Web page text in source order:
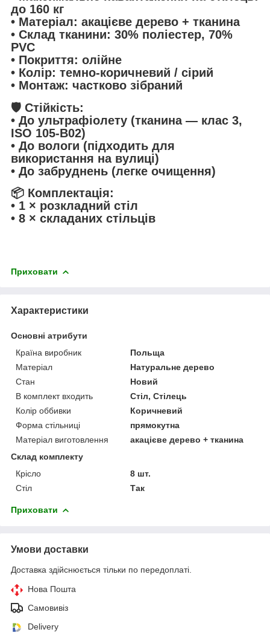
до 160 кг
• Матеріал: акацієве дерево + тканина
• Склад тканини: 30% поліестер, 70%
PVC
• Покриття: олійне
• Колір: темно-коричневий / сірий
• Монтаж: частково зібраний
🛡️ Стійкість:
• До ультрафіолету (тканина — клас 3,
ISO 105-B02)
• До вологи (підходить для
використання на вулиці)
• До забруднень (легке очищення)
📦 Комплектація:
• 1 × розкладний стіл
• 8 × складаних стільців
Приховати
Характеристики
Основні атрибути
Країна виробник
Польща
Матеріал
Натуральне дерево
Стан
Новий
В комплект входить
Стіл, Стілець
Колір оббивки
Коричневий
Форма стільниці
прямокутна
Матеріал виготовлення
акацієве дерево + тканина
Склад комплекту
Крісло
8 шт.
Стіл
Так
Приховати
Умови доставки
Доставка здійснюється тільки по передоплаті.
Нова Пошта
Самовивіз
Delivery